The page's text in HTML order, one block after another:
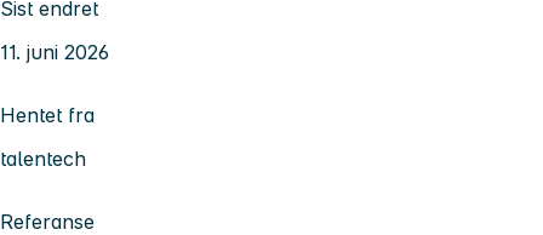
Sist endret
11. juni 2026
Hentet fra
talentech
Referanse